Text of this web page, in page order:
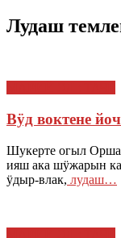
Лудаш
Вӱд воктене
Шукерте огыл
ияш ака шӱжарын
ӱдыр-влак, лудаш…